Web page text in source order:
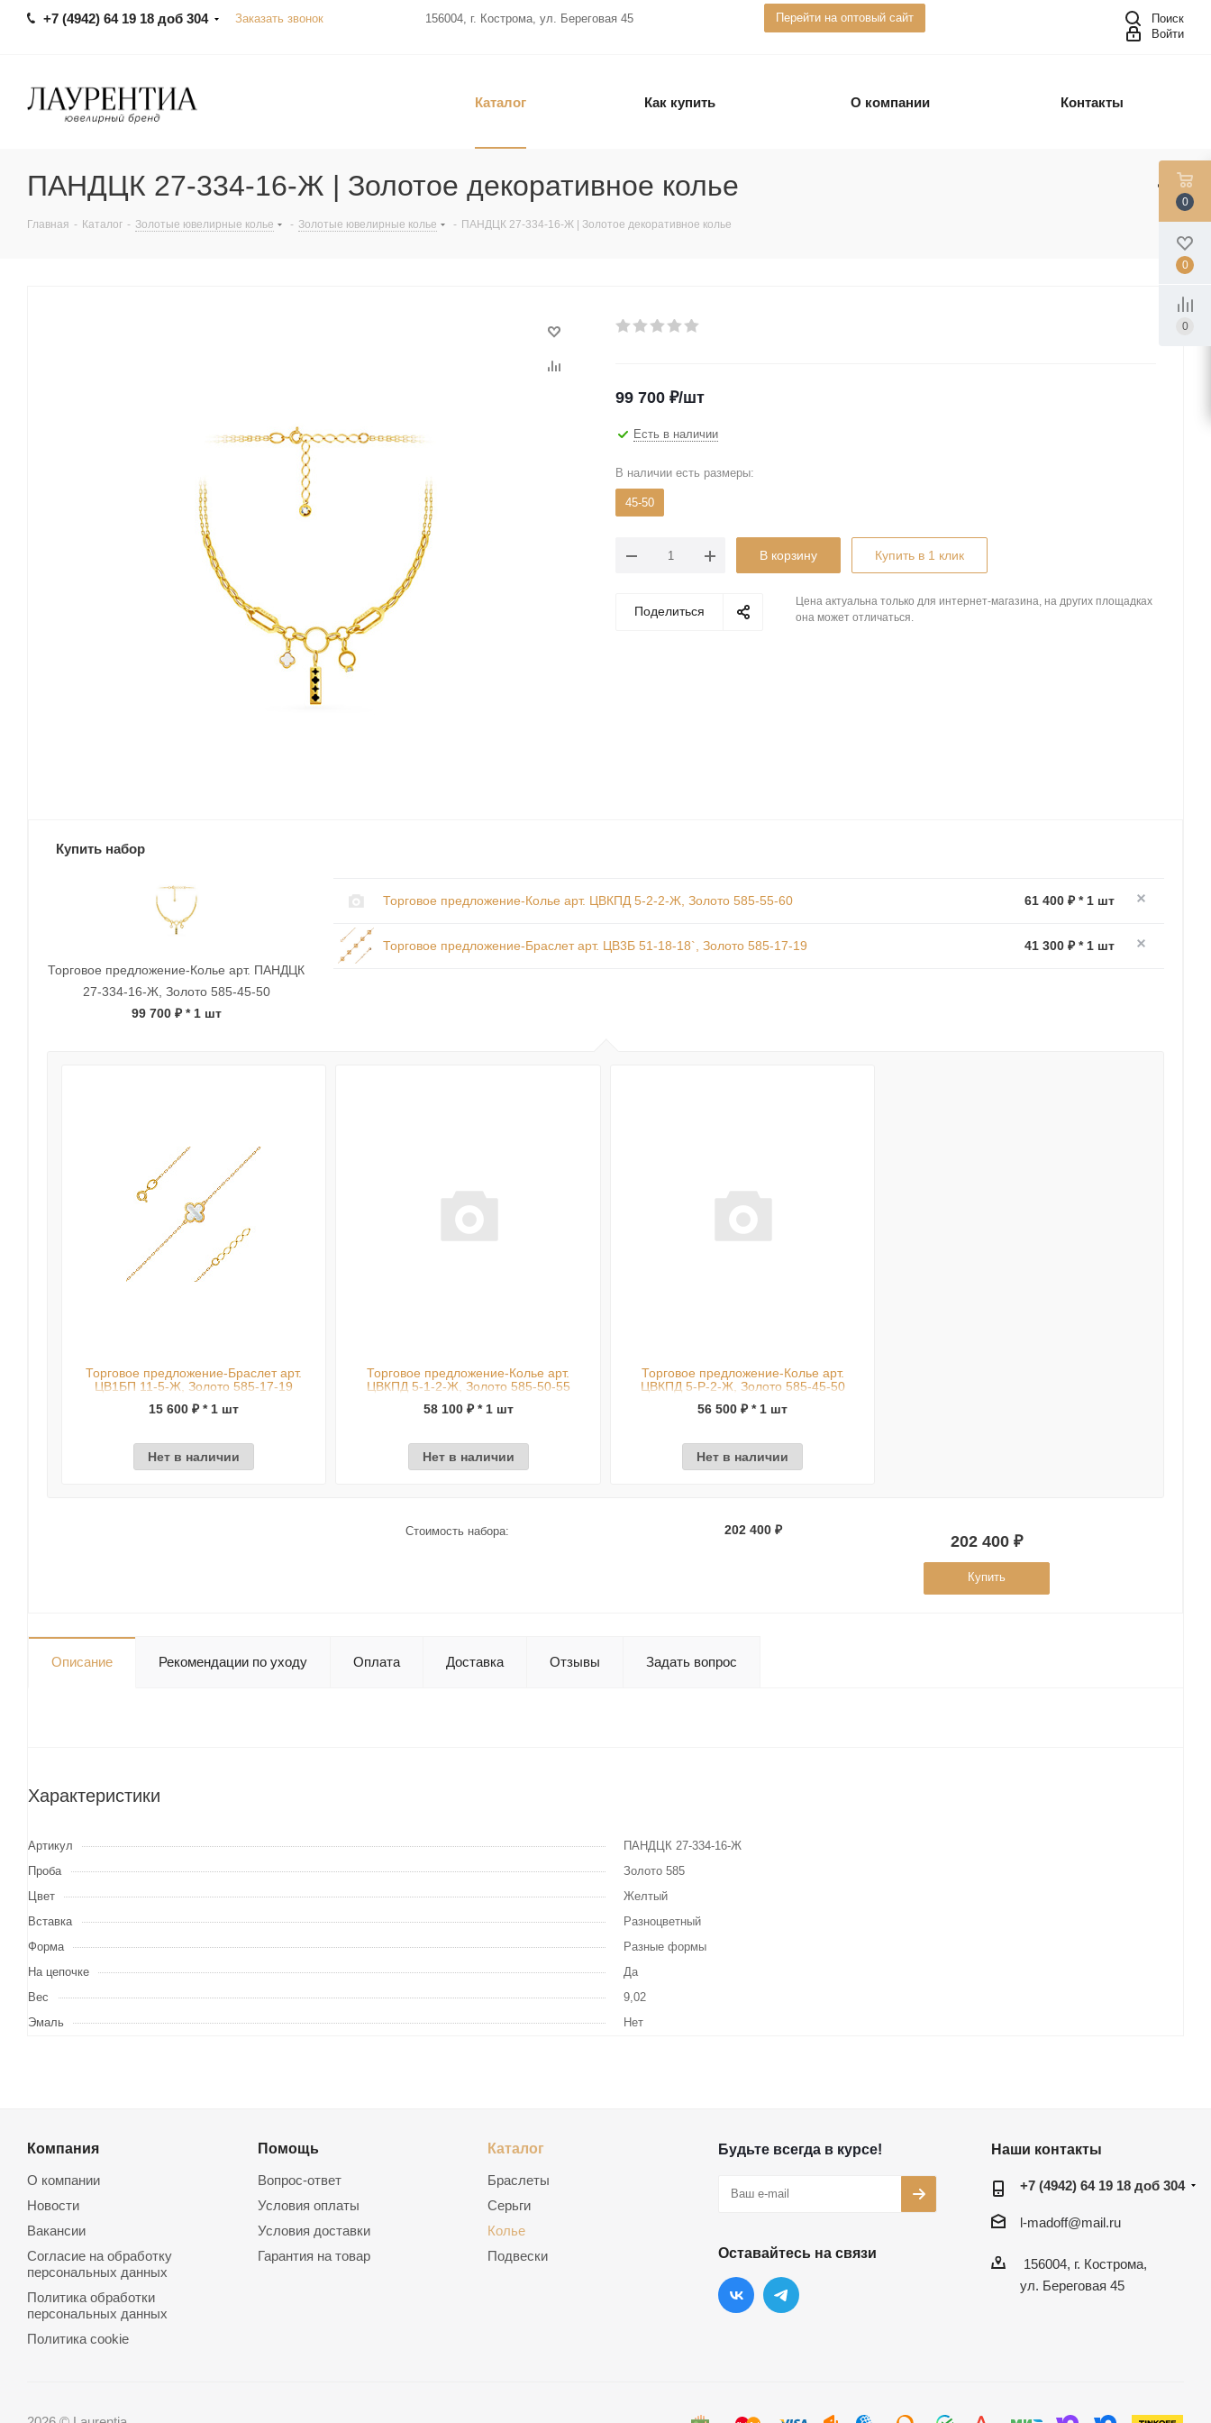
+7 (4942) 64 19 18 доб 304 Заказать звонок 156004, г. Кострома, ул. Береговая 45 Перейти на оптовый сайт
Поиск
Войти
Каталог Как купить О компании Контакты
ПАНДЦК 27-334-16-Ж | Золотое декоративное колье
Главная - Каталог - Золотые ювелирные колье - Золотые ювелирные колье - ПАНДЦК 27-334-16-Ж | Золотое декоративное колье
99 700 ₽/шт
Есть в наличии
В наличии есть размеры:
45-50
В корзину Купить в 1 клик
Поделиться
Цена актуальна только для интернет-магазина, на других площадках
она может отличаться.
Купить набор
Торговое предложение-Колье арт. ПАНДЦК
27-334-16-Ж, Золото 585-45-50
99 700 ₽* 1 шт
Торговое предложение-Колье арт. ЦВКПД 5-2-2-Ж, Золото 585-55-60 61 400 ₽ * 1 шт
Торговое предложение-Браслет арт. ЦВ3Б 51-18-18`, Золото 585-17-19 41 300 ₽ * 1 шт
Торговое предложение-Браслет арт.
ЦВ1БП 11-5-Ж, Золото 585-17-19
15 600 ₽ * 1 шт
Нет в наличии
Торговое предложение-Колье арт.
ЦВКПД 5-1-2-Ж, Золото 585-50-55
58 100 ₽ * 1 шт
Нет в наличии
Торговое предложение-Колье арт.
ЦВКПД 5-Р-2-Ж, Золото 585-45-50
56 500 ₽ * 1 шт
Нет в наличии
Стоимость набора: 202 400 ₽
202 400 ₽
Купить
Описание Рекомендации по уходу Оплата Доставка Отзывы Задать вопрос
Характеристики
Артикул
ПАНДЦК 27-334-16-Ж
Проба
Золото 585
Цвет
Желтый
Вставка
Разноцветный
Форма
Разные формы
На цепочке
Да
Вес
9,02
Эмаль
Нет
Компания
О компании
Новости
Вакансии
Согласие на обработку
персональных данных
Политика обработки
персональных данных
Политика cookie
Помощь
Вопрос-ответ
Условия оплаты
Условия доставки
Гарантия на товар
Каталог
Браслеты
Серьги
Колье
Подвески
Будьте всегда в курсе!
Оставайтесь на связи
Наши контакты
+7 (4942) 64 19 18 доб 304
l-madoff@mail.ru
156004, г. Кострома,
ул. Береговая 45
0
0
0